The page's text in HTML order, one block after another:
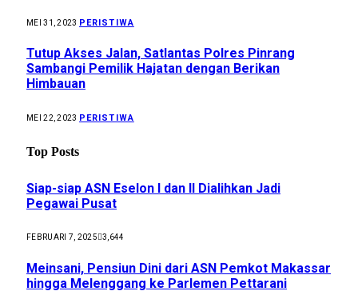
MEI 31, 2023 PERISTIWA
Tutup Akses Jalan, Satlantas Polres Pinrang
Sambangi Pemilik Hajatan dengan Berikan
Himbauan
MEI 22, 2023 PERISTIWA
Top Posts
Siap-siap ASN Eselon I dan II Dialihkan Jadi
Pegawai Pusat
FEBRUARI 7, 2025 3,644
Meinsani, Pensiun Dini dari ASN Pemkot Makassar
hingga Melenggang ke Parlemen Pettarani